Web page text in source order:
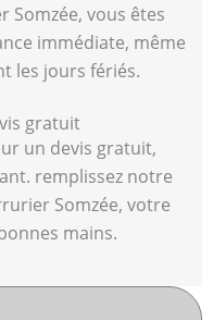
vous êtes
immédiate, même
les jours fériés.
gratuit
un devis gratuit,
remplissez notre
Somzée, votre
mains.